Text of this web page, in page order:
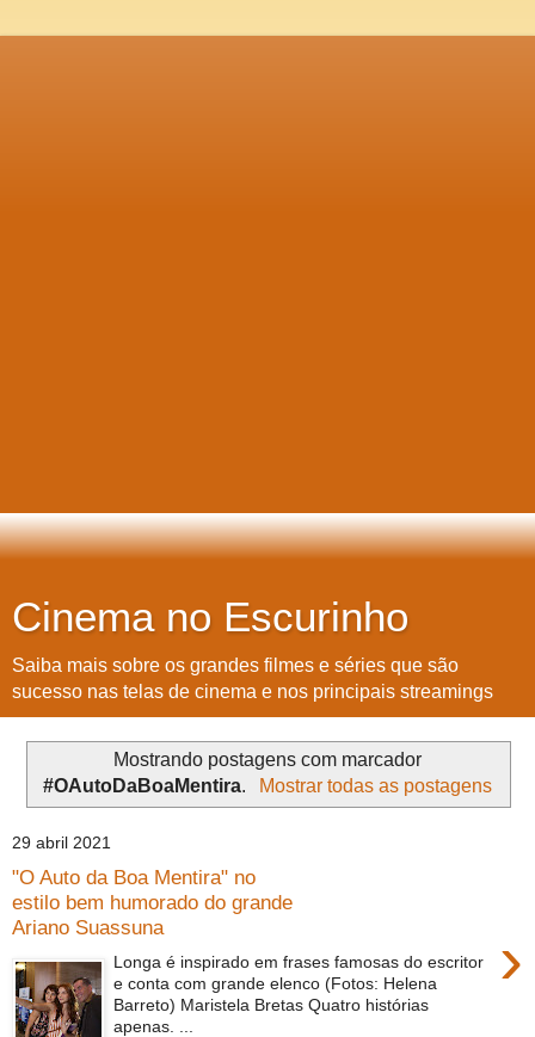
Cinema no Escurinho
Saiba mais sobre os grandes filmes e séries que são
sucesso nas telas de cinema e nos principais streamings
Mostrando postagens com marcador
#OAutoDaBoaMentira. Mostrar todas as postagens
29 abril 2021
"O Auto da Boa Mentira" no
estilo bem humorado do grande
Ariano Suassuna
›
Longa é inspirado em frases famosas do escritor
e conta com grande elenco (Fotos: Helena
Barreto) Maristela Bretas Quatro histórias
apenas. ...